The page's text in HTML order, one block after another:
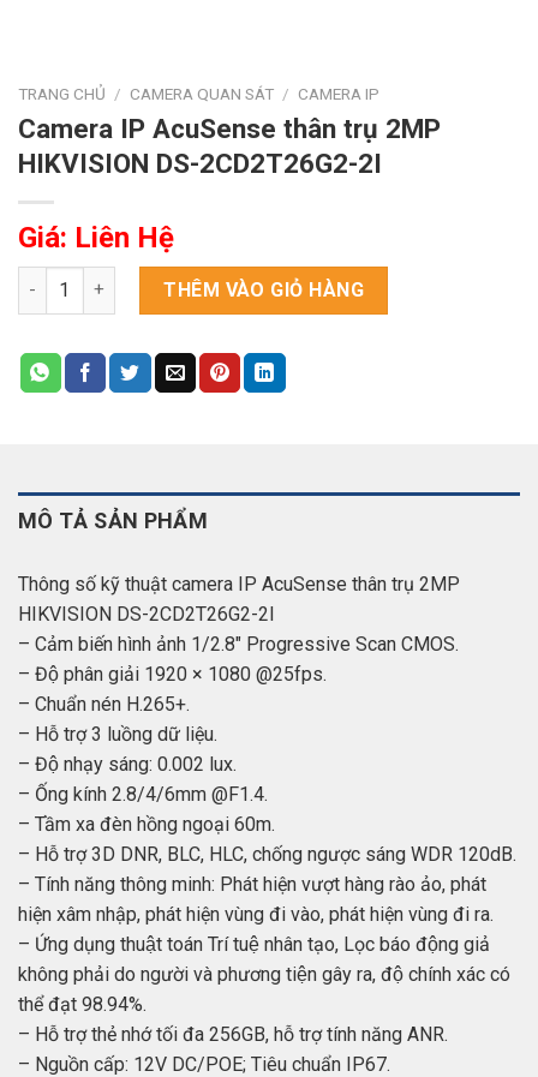
TRANG CHỦ / CAMERA QUAN SÁT / CAMERA IP
Camera IP AcuSense thân trụ 2MP
HIKVISION DS-2CD2T26G2-2I
Giá: Liên Hệ
Camera IP AcuSense thân trụ 2MP HIKVISION DS-
THÊM VÀO GIỎ HÀNG
MÔ TẢ SẢN PHẨM
Thông số kỹ thuật camera IP AcuSense thân trụ 2MP
HIKVISION DS-2CD2T26G2-2I
– Cảm biến hình ảnh 1/2.8″ Progressive Scan CMOS.
– Độ phân giải 1920 × 1080 @25fps.
– Chuẩn nén H.265+.
– Hỗ trợ 3 luồng dữ liệu.
– Độ nhạy sáng: 0.002 lux.
– Ống kính 2.8/4/6mm @F1.4.
– Tầm xa đèn hồng ngoại 60m.
– Hỗ trợ 3D DNR, BLC, HLC, chống ngược sáng WDR 120dB.
– Tính năng thông minh: Phát hiện vượt hàng rào ảo, phát
hiện xâm nhập, phát hiện vùng đi vào, phát hiện vùng đi ra.
– Ứng dụng thuật toán Trí tuệ nhân tạo, Lọc báo động giả
không phải do người và phương tiện gây ra, độ chính xác có
thể đạt 98.94%.
– Hỗ trợ thẻ nhớ tối đa 256GB, hỗ trợ tính năng ANR.
– Nguồn cấp: 12V DC/POE; Tiêu chuẩn IP67.